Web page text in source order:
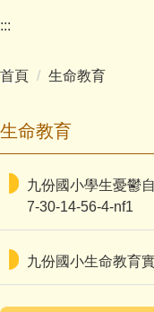
學生活動
影音專區
反霸凌宣導
學生事務
:::
首頁 生命教育
生命教育
九份國小學生憂鬱
7-30-14-56-4-nf1
九份國小生命教育